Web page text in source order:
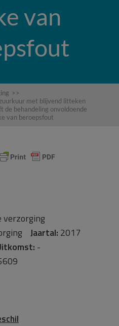
van
>>
met blijvend litteken
de behandeling onvoldoende
van beroepsfout
verzorging
Jaartal: 2017
-